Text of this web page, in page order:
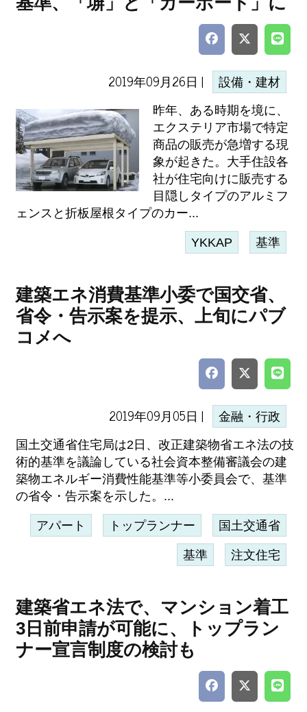
2019年09月26日 | 設備・建材
昨年、ある時期を境に、
エクステリア市場で特定
商品の販売が急増する現
象が起きた。大手住設各
社が住宅向けに販売する
目隠しタイプのアルミフ
ェンスと折板屋根タイプのカー...
YKKAP 基準
建築エネ消費基準小委で国交省、
省令・告示案を提示、上旬にパブ
コメへ
2019年09月05日 | 金融・行政
国土交通省住宅局は2日、改正建築物省エネ法の技
術的基準を議論している社会資本整備審議会の建
築物エネルギー消費性能基準等小委員会で、基準
の省令・告示案を示した。...
アパート トップランナー 国土交通省
基準 注文住宅
建築省エネ法で、マンション着工
3日前申請が可能に、トップラン
ナー宣言制度の検討も